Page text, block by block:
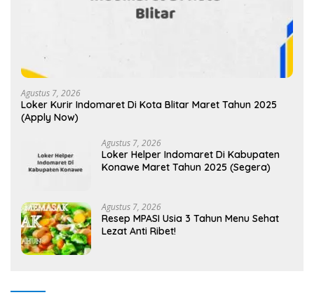
Agustus 7, 2026
Loker Kurir Indomaret Di Kota Blitar Maret Tahun 2025
(Apply Now)
Agustus 7, 2026
Loker Helper Indomaret Di Kabupaten
Konawe Maret Tahun 2025 (Segera)
Agustus 7, 2026
Resep MPASI Usia 3 Tahun Menu Sehat
Lezat Anti Ribet!